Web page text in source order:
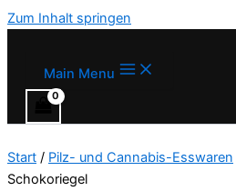
Zum Inhalt springen
Main Menu
Start / Pilz- und Cannabis-Esswaren
Schokoriegel